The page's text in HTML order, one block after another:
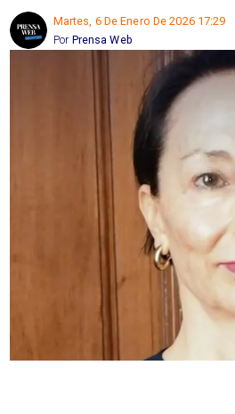
Martes, 6 De Enero De 2026 17:29
Prensa Web
Por